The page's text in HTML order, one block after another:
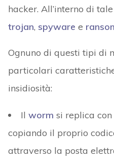
hacker. All’interno di
trojan, spyware e
Ognuno di questi tipi di
particolari
insidiosità:
Il worm si replica
copiando il proprio
attraverso la posta